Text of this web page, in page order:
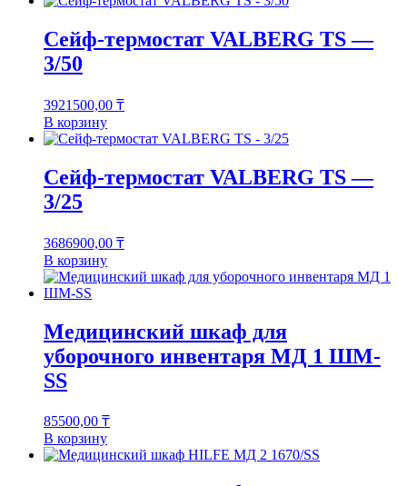
Сейф-термостат VALBERG TS —
3/50
3921500,00 ₸
В корзину
Сейф-термостат VALBERG TS —
3/25
3686900,00 ₸
В корзину
Медицинский шкаф для
уборочного инвентаря МД 1 ШМ-
SS
85500,00 ₸
В корзину